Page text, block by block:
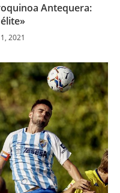
Antequera:
2021